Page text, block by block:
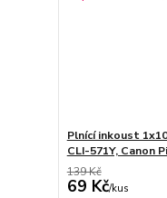
Plnící inkoust
CLI-571Y, Canon
139 Kč
69 Kč/kus